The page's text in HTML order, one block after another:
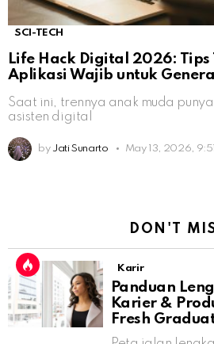
SCI-TECH
Life Hack Digital 2026:
Aplikasi Wajib untuk
Saat ini, trennya anak muda
asisten digital
by Jati Sunarto May 13, 2026,
DON'T
Karir
Panduan
Karier &
Fresh